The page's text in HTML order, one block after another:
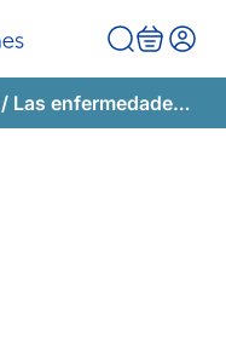
/ Las enfermedades mentales según los Padres de la Iglesia